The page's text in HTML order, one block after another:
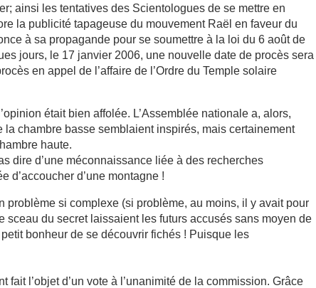
ainsi les tentatives des Scientologues de se mettre en
la publicité tapageuse du mouvement Raël en faveur du
à sa propagande pour se soumettre à la loi du 6 août de
jours, le 17 janvier 2006, une nouvelle date de procès sera
en appel de l’affaire de l’Ordre du Temple solaire
était bien affolée. L’Assemblée nationale a, alors,
chambre basse semblaient inspirés, mais certainement
haute.
dire d’une méconnaissance liée à des recherches
d’accoucher d’une montagne !
problème si complexe (si problème, au moins, il y avait pour
sceau du secret laissaient les futurs accusés sans moyen de
bonheur de se découvrir fichés ! Puisque les
l’objet d’un vote à l’unanimité de la commission. Grâce